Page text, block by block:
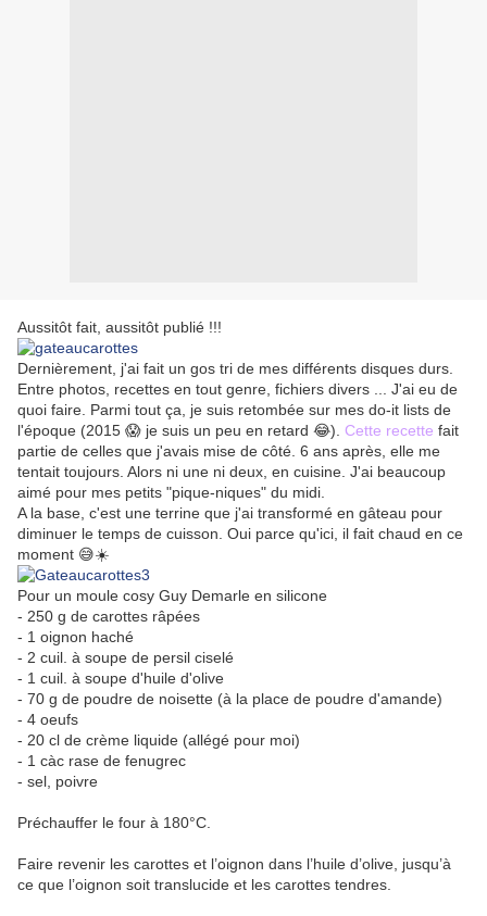
Aussitôt fait, aussitôt publié !!!
Dernièrement, j'ai fait un gos tri de mes différents disques durs.
Entre photos, recettes en tout genre, fichiers divers ... J'ai eu de
quoi faire. Parmi tout ça, je suis retombée sur mes do-it lists de
l'époque (2015 😱 je suis un peu en retard 😂). Cette recette fait
partie de celles que j'avais mise de côté. 6 ans après, elle me
tentait toujours. Alors ni une ni deux, en cuisine. J'ai beaucoup
aimé pour mes petits "pique-niques" du midi.
A la base, c'est une terrine que j'ai transformé en gâteau pour
diminuer le temps de cuisson. Oui parce qu'ici, il fait chaud en ce
moment 😅☀️
Pour un moule cosy Guy Demarle en silicone
- 250 g de carottes râpées
- 1 oignon haché
- 2 cuil. à soupe de persil ciselé
- 1 cuil. à soupe d'huile d'olive
- 70 g de poudre de noisette (à la place de poudre d'amande)
- 4 oeufs
- 20 cl de crème liquide (allégé pour moi)
- 1 càc rase de fenugrec
- sel, poivre
Préchauffer le four à 180°C.
Faire revenir les carottes et l’oignon dans l’huile d’olive, jusqu’à
ce que l’oignon soit translucide et les carottes tendres.